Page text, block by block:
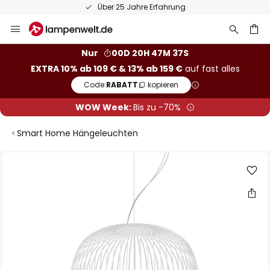
Über 25 Jahre Erfahrung
Inhalt
Nur
00D 20H 47M 37S
EXTRA 10% ab 109 € & 13% ab 159 €auf fast alles
Code:RABATT kopieren
WOW Week:Bis zu -70%
Smart Home Hängeleuchten